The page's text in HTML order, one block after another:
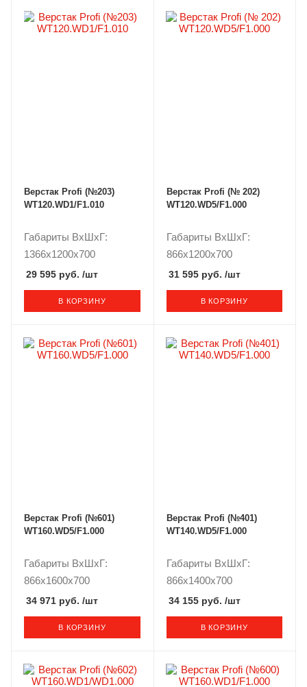
Верстак Profi (№203)
WT120.WD1/F1.010
Габариты ВxШxГ:
1366x1200x700
29 595 руб. /шт
В КОРЗИНУ
Верстак Profi (№ 202)
WT120.WD5/F1.000
Габариты ВxШxГ:
866x1200x700
31 595 руб. /шт
В КОРЗИНУ
Верстак Profi (№601)
WT160.WD5/F1.000
Габариты ВxШxГ:
866x1600x700
34 971 руб. /шт
В КОРЗИНУ
Верстак Profi (№401)
WT140.WD5/F1.000
Габариты ВxШxГ:
866x1400x700
34 155 руб. /шт
В КОРЗИНУ